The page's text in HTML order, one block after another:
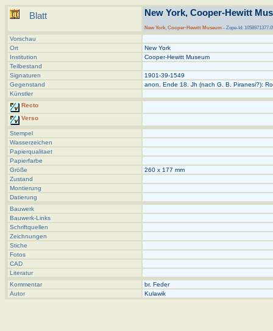
Blatt New York, Cooper-Hewitt
New York, Cooper-Hewitt Museum - Zope-Id:
Vorschau
Ort
New York
Institution
Cooper-Hewitt Museum
Teilbestand
Signaturen
1901-39-1549
Gegenstand
anon. Ende 18. Jh (nach G. B. Piranesi?):
Künstler
Recto
Verso
Stempel
Wasserzeichen
Papierqualitaet
Papierfarbe
Größe
260 x 177 mm
Zustand
Montierung
Datierung
Bauwerk
Bauwerk-Links
Schriftquellen
Zeichnungen
Stiche
Fotos
CAD
Literatur
Kommentar
br. Feder
Autor
Kulawik